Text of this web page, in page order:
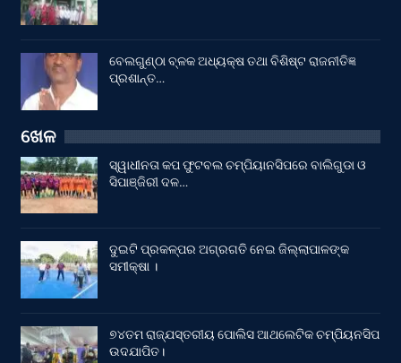
ବେଲଗୁଣ୍ଠା ବ୍ଳକ ଅଧ୍ୟକ୍ଷ ତଥା ବିଶିଷ୍ଟ ରାଜନୀତିଜ୍ଞ
ପ୍ରଶାନ୍ତ…
ଖେଳ
ସ୍ୱାଧୀନତା କପ ଫୁଟବଲ ଚମ୍ପିୟାନସିପରେ ବାଲିଗୁଡା ଓ
ସିପାଞ୍ଜିରୀ ଦଳ…
ଦୁଇଟି ପ୍ରକଳ୍ପର ଅଗ୍ରଗତି ନେଇ ଜିଲ୍ଲାପାଳଙ୍କ
ସମୀକ୍ଷା ।
୭୪ତମ ରାଜ୍ଯସ୍ତରୀୟ ପୋଲିସ ଆଥଲେଟିକ ଚମ୍ପିୟନସିପ
ଉଦଯାପିତ।